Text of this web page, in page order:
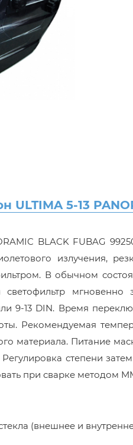
5-13
BLACK FUBAG
излучения,
В обычном
светофильтр
9-13 DIN. Время
Рекомендуемая
материала. Питание
степени
при сварке методом
(внешнее и